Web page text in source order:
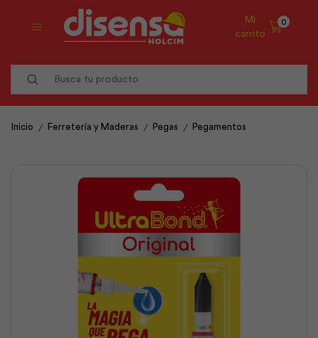
Mi
carrito
0
Inicio / Ferretería y Maderas / Pegas / Pegamentos